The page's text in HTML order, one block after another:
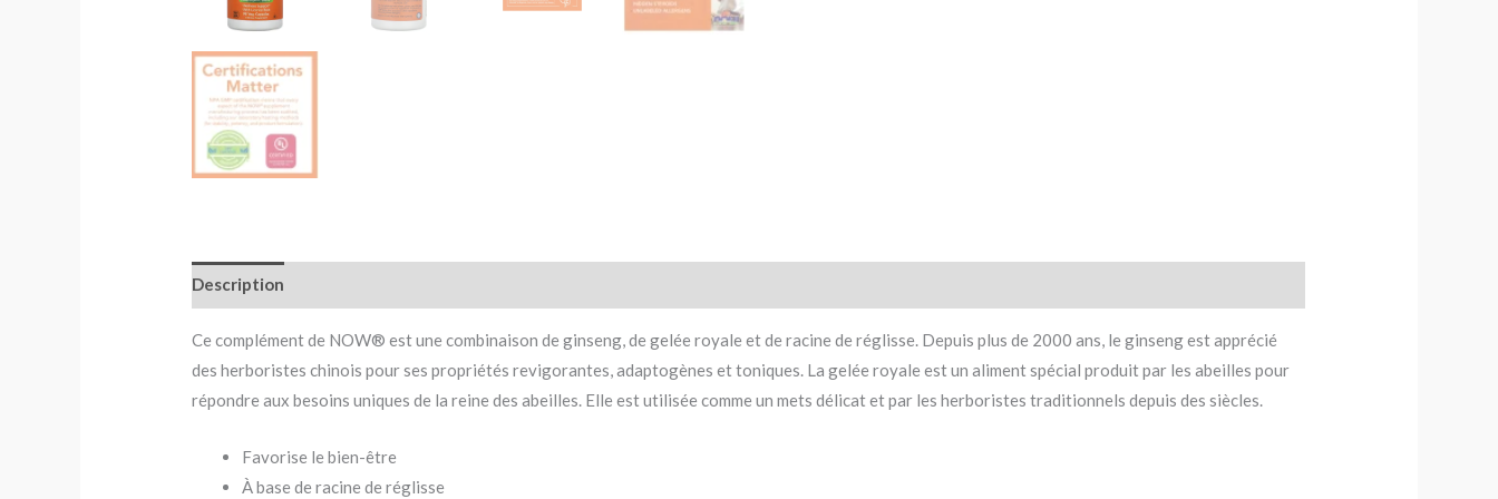
Description
Ce complément de NOW® est une combinaison de ginseng, de gelée royale et de racine de réglisse. Depuis plus de 2000 ans, le ginseng est apprécié
des herboristes chinois pour ses propriétés revigorantes, adaptogènes et toniques. La gelée royale est un aliment spécial produit par les abeilles pour
répondre aux besoins uniques de la reine des abeilles. Elle est utilisée comme un mets délicat et par les herboristes traditionnels depuis des siècles.
Favorise le bien-être
À base de racine de réglisse